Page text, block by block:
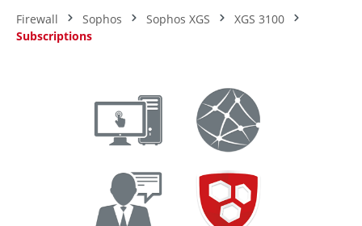
Firewall Sophos Sophos XGS
XGS 3100
Subscriptions